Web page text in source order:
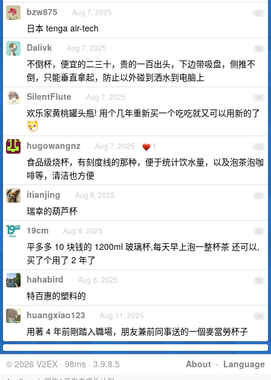
27
bzw875 Aug 7, 2025
日本 tenga air-tech
28
Dalivk Aug 7, 2025
不倒杯，便宜的二三十，贵的一百出头，下边带吸盘，侧推不
倒，只能垂直拿起，防止以外碰到洒水到电脑上
29
SilentFlute Aug 7, 2025
欢乐家黄桃罐头瓶! 用个几年重新买一个吃吃就又可以用新的了
30
hugowangnz Aug 7, 2025 1
食品级烧杯，有刻度线的那种，便于统计饮水量，以及泡茶泡咖
啡等，清洁也方便
31
itianjing Aug 8, 2025
瑞幸的葫芦杯
32
19cm Aug 8, 2025
平多多 10 块钱的 1200ml 玻璃杯,每天早上泡一整杯茶 还可以,
买了个用了 2 年了
33
hahabird Aug 8, 2025
特百惠的塑料的
34
huangxiao123 Aug 11, 2025
用著 4 年前剛踏入職場，朋友兼前同事送的一個麥當勞杯子
About · Language
© 2026 V2EX · 98ms · 3.9.8.5